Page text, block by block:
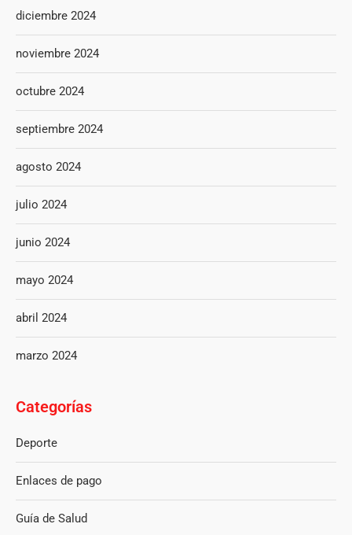
diciembre 2024
noviembre 2024
octubre 2024
septiembre 2024
agosto 2024
julio 2024
junio 2024
mayo 2024
abril 2024
marzo 2024
Categorías
Deporte
Enlaces de pago
Guía de Salud